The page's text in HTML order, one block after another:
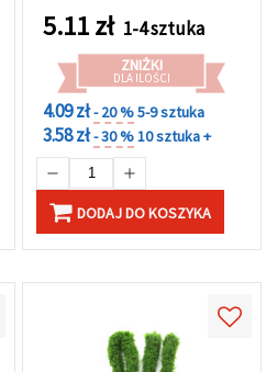
plastycznych, dekoracji
kwiatowych i projektów
DIY
5.11zł 1-4 sztuka
ZNIŻKI
DLA ILOŚCI
4.09 zł- 20 %5-9 sztuka
3.58 zł- 30 %10 sztuka +
DODAJ DO KOSZYKA